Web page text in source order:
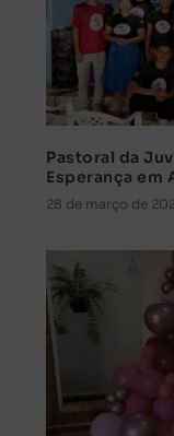
Pastoral da
Esperança em
28 de março de